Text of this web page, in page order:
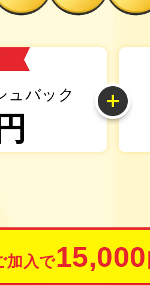
ュバック
円
加入で15,000